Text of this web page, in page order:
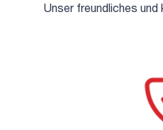
Unser freundliches